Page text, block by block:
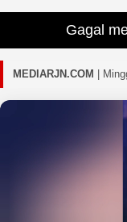
Gagal
MEDIARJN.COM